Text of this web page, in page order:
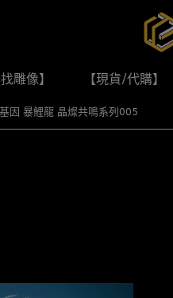
雕像】 【現貨/代購】
因 暴鯉龍 晶燦共鳴系列005